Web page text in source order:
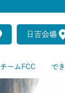
日吉会場
チームFCC で